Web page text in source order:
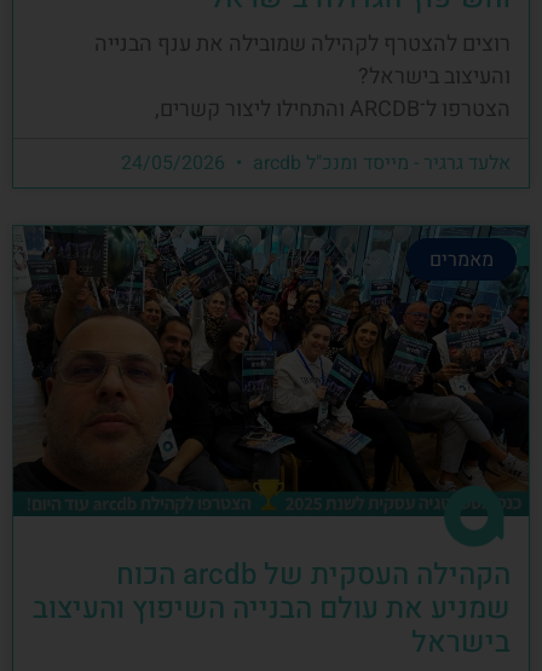
רוצים להצטרף לקהילה שמובילה את ענף הבנייה
והעיצוב בישראל?
הצטרפו ל־ARCDB והתחילו ליצור קשרים,
אלעד גרגיר - מייסד ומנכ"ל arcdb
מאמרים
הקהילה העסקית של arcdb הכוח
שמניע את עולם הבנייה השיפוץ והעיצוב
בישראל